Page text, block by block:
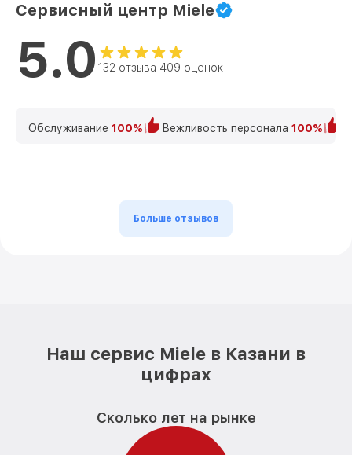
Сервисный центр Miele
5.0 132 отзыва 409 оценок
Обслуживание 100% Вежливость персонала 100%
Больше отзывов
Наш сервис Miele в Казани в
цифрах
Сколько лет на рынке